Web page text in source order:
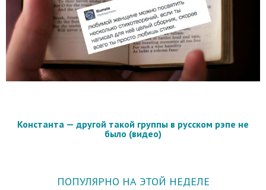
Константа — другой такой группы в русском рэпе не
было (видео)
ПОПУЛЯРНО НА ЭТОЙ НЕДЕЛЕ